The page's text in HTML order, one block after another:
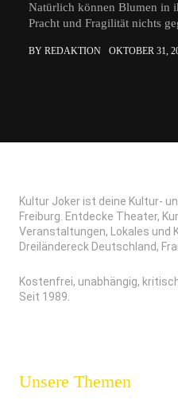
Natürlich können Blumen in
Pracht und Fragilität nichts
BY REDAKTION OKTOBER 31,
Kultur Joker ist deine Kultur-
Freiburg. Entdecke Theater,
Veranstaltungen, Lokales und
Dreiländereck Deutschland,
Kostenfrei, unabhängig,
Seit 1989.
Unsere Themen